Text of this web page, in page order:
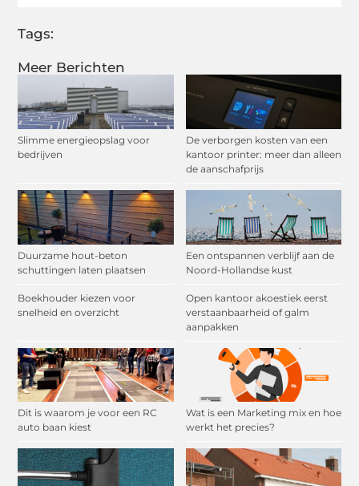
Meer Berichten
Slimme energieopslag voor
bedrijven
De verborgen kosten van een
kantoor printer: meer dan alleen
de aanschafprijs
Duurzame hout-beton
schuttingen laten plaatsen
Een ontspannen verblijf aan de
Noord-Hollandse kust
Boekhouder kiezen voor
snelheid en overzicht
Open kantoor akoestiek eerst
verstaanbaarheid of galm
aanpakken
Dit is waarom je voor een RC
auto baan kiest
Wat is een Marketing mix en hoe
werkt het precies?
Tags: